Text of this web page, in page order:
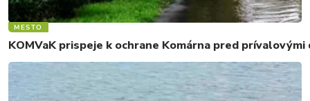
MESTO
KOMVaK prispeje k ochrane Komárna pred